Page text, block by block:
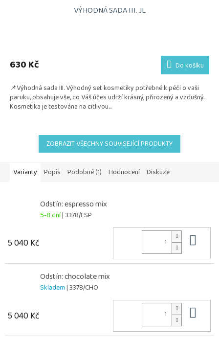
VÝHODNÁ SADA III. JL
produktu
je
z
5
hvězdiček.
630 Kč Do košíku
📌Výhodná sada III. Výhodný set kosmetiky potřebné k péči o vaši
paruku, obsahuje vše, co Váš účes udrží krásný, přirozený a vzdušný.
Kosmetika je testována na citlivou...
ZOBRAZIT VŠECHNY SOUVISEJÍCÍ PRODUKTY
Varianty Popis Podobné (1) Hodnocení Diskuze
Odstín: espresso mix
5-8 dní| 3378/ESP
5 040 Kč
Odstín: chocolate mix
Skladem| 3378/CHO
5 040 Kč